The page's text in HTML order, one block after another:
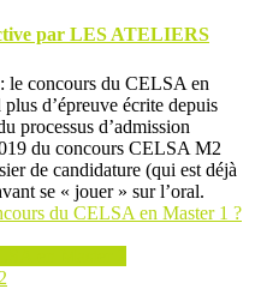
par LES ATELIERS
le concours du CELSA en
d’épreuve écrite depuis
processus d’admission
du concours CELSA M2
de candidature (qui est déjà
se « jouer » sur l’oral.
du CELSA en Master 1 ?